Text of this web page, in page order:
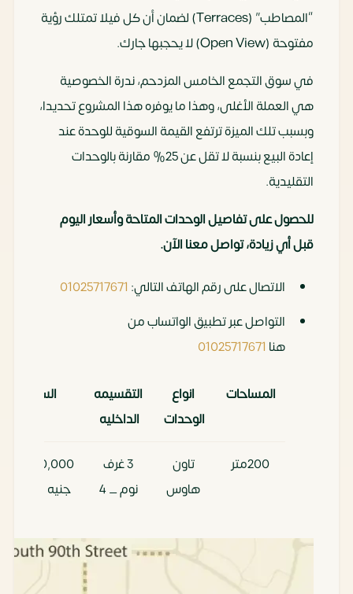
“المصاطب” (Terraces) لضمان أن كل فيلا تمتلك رؤية
مفتوحة (Open View) لا يحجبها جارك.
في سوق التجمع الخامس المزدحم، ندرة الخصوصية
هي العملة الأغلى، وهذا ما يوفره هذا المشروع تحديدا،
وبسبب تلك الميزة ترتفع القيمة السوقية للوحدة عند
إعادة البيع بنسبة لا تقل عن 25% مقارنة بالوحدات
التقليدية.
للحصول على تفاصيل الوحدات المتاحة وأسعار اليوم
قبل أي زيادة، تواصل معنا الآن.
الاتصال على رقم الهاتف التالي: 01025717671
التواصل عبر تطبيق الواتساب من
هنا 01025717671
المساحات
انواع
الوحدات
التقسيمه
الداخليه
السعر
200متر
تاون
هاوس
3 غرف
نوم _ 4
27,000,000
جنيه مصري
تاون
4 غرف
28,000,000